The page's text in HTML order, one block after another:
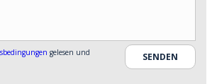
gelesen und